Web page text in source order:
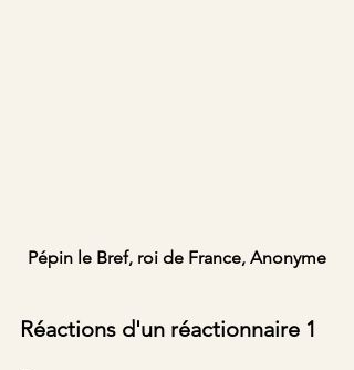
Pépin le Bref, roi de France, Anonyme
Réactions d'un réactionnaire 1